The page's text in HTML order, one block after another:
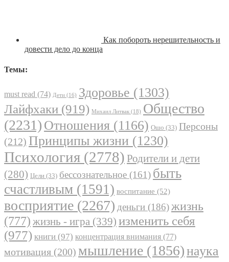
Как побороть нерешительность и
довести дело до конца
Темы:
must read (74) Дети (16) Здоровье (1303)
Лайфхаки (919) Михаил Литвак (18) Общество
(2231) Отношения (1166) Ошо (33) Персоны
(212) Принципы жизни (1230)
Психология (2778) Родители и дети
(280) Цели (33) бессознательное (161) быть
счастливым (1591) воспитание (52)
восприятие (2267) деньги (186)жизнь
(777) жизнь - игра (339) изменить себя
(977) книги (97) концентрация внимания (77)
мотивация (200) мышление (1856)наука